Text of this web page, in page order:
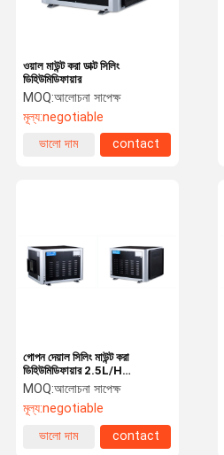
ওয়াল মাউন্ট করা ডাক্ট সিলিং
ডিহিউমিডিফায়ার
MOQ:আলোচনা সাপেক্ষ
মূল্য:negotiable
ভালো দাম
contact
গোপন দেয়াল সিলিং মাউন্ট করা
ডিহিউমিডিফায়ার 2.5L/H
2200m3/h
MOQ:আলোচনা সাপেক্ষ
মূল্য:negotiable
ভালো দাম
contact